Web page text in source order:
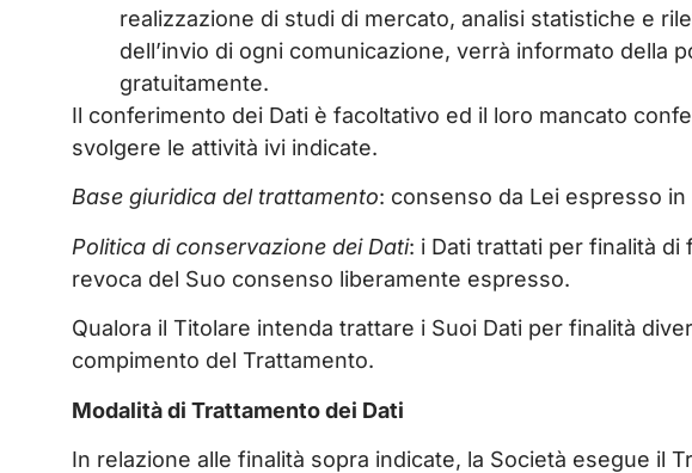
realizzazione di studi di mercato, analisi statistiche e
dell’invio di ogni comunicazione, verrà informato della
gratuitamente.
Il conferimento dei Dati è facoltativo ed il loro mancato
svolgere le attività ivi indicate.
Base giuridica del trattamento: consenso da Lei espresso in
Politica di conservazione dei Dati: i Dati trattati per finalità di
revoca del Suo consenso liberamente espresso.
Qualora il Titolare intenda trattare i Suoi Dati per finalità
compimento del Trattamento.
Modalità di Trattamento dei Dati
In relazione alle finalità sopra indicate, la Società esegue il